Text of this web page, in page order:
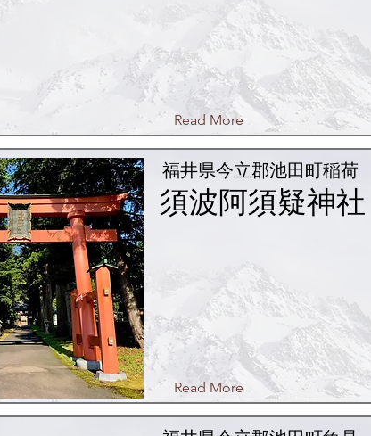
Read More
福井県今立郡池田町稲荷
須波阿須疑神社
Read More